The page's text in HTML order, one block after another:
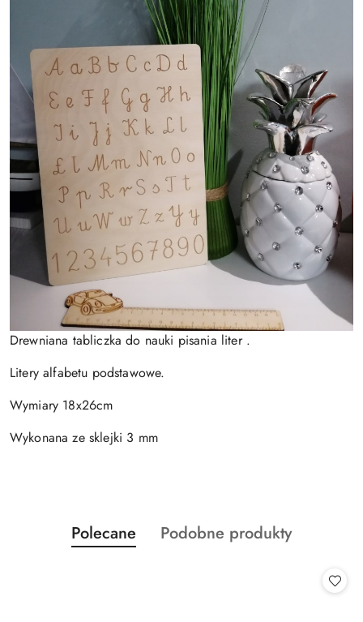
Drewniana tabliczka do nauki pisania liter .
Litery alfabetu podstawowe.
Wymiary 18x26cm
Wykonana ze sklejki 3 mm
Pomiń karuzelę produktów
Produkty
o
Polecane
Produkty
Podobne produkty